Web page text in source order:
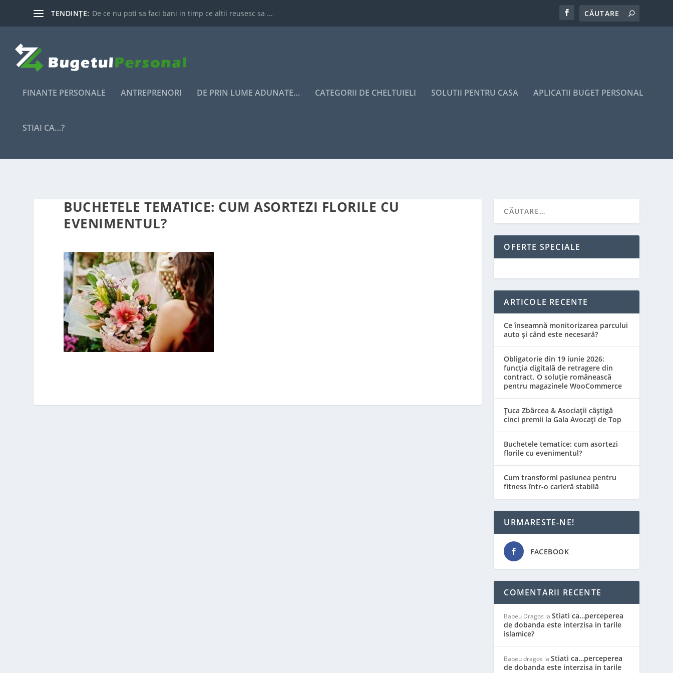
TENDINȚE: De ce nu poti sa faci bani in timp ce altii reusesc sa ...
FINANTE PERSONALE ANTREPRENORI DE PRIN LUME ADUNATE… CATEGORII DE CHELTUIELI SOLUTII PENTRU CASA APLICATII BUGET PERSONAL
STIAI CA…?
BUCHETELE TEMATICE: CUM ASORTEZI FLORILE CU
EVENIMENTUL?
OFERTE SPECIALE
ARTICOLE RECENTE
Ce înseamnă monitorizarea parcului
auto și când este necesară?
Obligatorie din 19 iunie 2026:
funcția digitală de retragere din
contract. O soluție românească
pentru magazinele WooCommerce
Țuca Zbârcea & Asociații câștigă
cinci premii la Gala Avocați de Top
Buchetele tematice: cum asortezi
florile cu evenimentul?
Cum transformi pasiunea pentru
fitness într-o carieră stabilă
URMARESTE-NE!
FACEBOOK
COMENTARII RECENTE
Babeu Dragos laStiati ca…perceperea
de dobanda este interzisa in tarile
islamice?
Babeu dragos laStiati ca…perceperea
de dobanda este interzisa in tarile